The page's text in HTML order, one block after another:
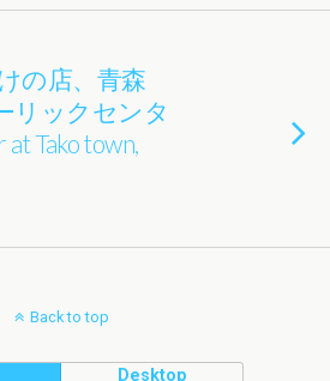
の店、青森
リックセンタ
Tako town,
Back to top
Desktop